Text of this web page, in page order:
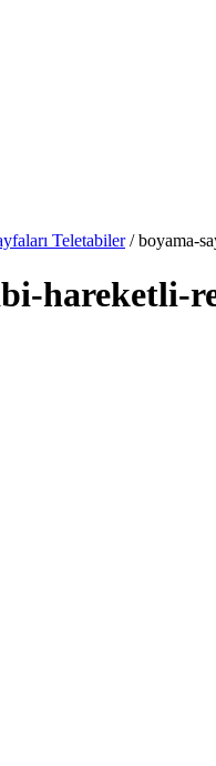
Teletabiler/ boyama-
hareketli-